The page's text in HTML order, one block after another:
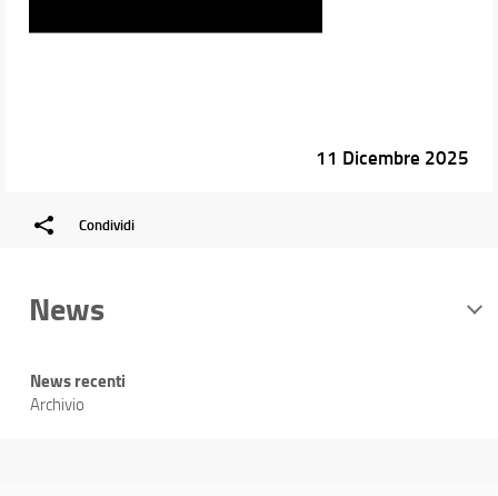
11 Dicembre 2025
Condividi
News
News recenti
Archivio